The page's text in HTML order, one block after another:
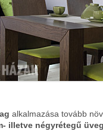
alkalmazása tovább
illetve négyrétegű